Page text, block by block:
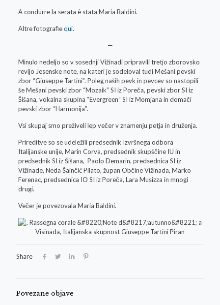
A condurre la serata è stata Maria Baldini.
Altre fotografiequi.
—
Minulo nedeljo so v sosednji Vižinadi pripravili tretjo zborovsko
revijo Jesenske note, na kateri je sodeloval tudi Mešani pevski
zbor “Giuseppe Tartini”. Poleg naših pevk in pevcev so nastopili
še Mešani pevski zbor “Mozaik” SI iz Poreča, pevski zbor SI iz
Šišana, vokalna skupina “Evergreen” SI iz Momjana in domači
pevski zbor “Harmonija”.
Vsi skupaj smo preživeli lep večer v znamenju petja in druženja.
Prireditve so se udeležili predsednik Izvršnega odbora
Italijanske unije, Marin Corva, predsednik skupščine IU in
predsednik SI iz Šišana, Paolo Demarin, predsednica SI iz
Vižinade, Neda Šainčić Pilato, župan Občine Vižinada, Marko
Ferenac, predsednica IO SI iz Poreča, Lara Musizza in mnogi
drugi.
Večer je povezovala Maria Baldini.
Share
Povezane objave